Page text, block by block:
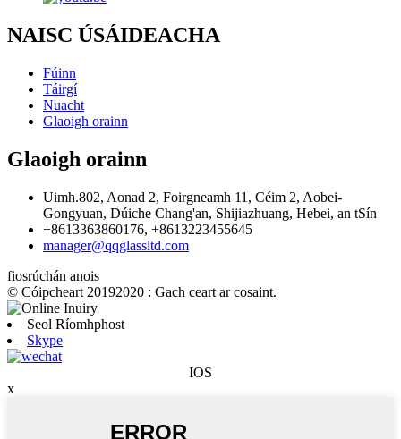
NAISC ÚSÁIDEACHA
Fúinn
Táirgí
Nuacht
Glaoigh orainn
Glaoigh orainn
Uimh.802, Aonad 2, Foirgneamh 11, Céim 2, Aobei-
Gongyuan, Dúiche Chang'an, Shijiazhuang, Hebei, an tSín
+8613363860176, +8613223455645
manager@qqglassltd.com
fiosrúchán anois
© Cóipcheart 20192020 : Gach ceart ar cosaint.
Seol Ríomhphost
Skype
IOS
x